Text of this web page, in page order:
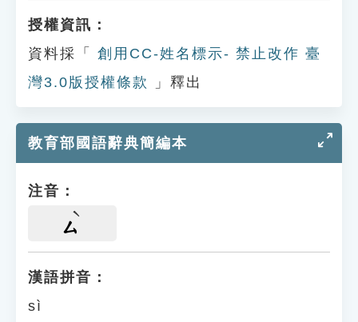
授權資訊：
資料採「
創用CC-姓名標示- 禁止改作 臺
灣3.0版授權條款
」釋出
教育部國語辭典簡編本
注音：
ㄙ
漢語拼音：
sì